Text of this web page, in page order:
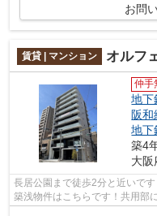
お問
賃貸 | マンション オルフ
仲手
地下
阪和
地下
築4
大阪
長居公園まで徒歩2分と近いで
築浅物件はこちらです！共用部